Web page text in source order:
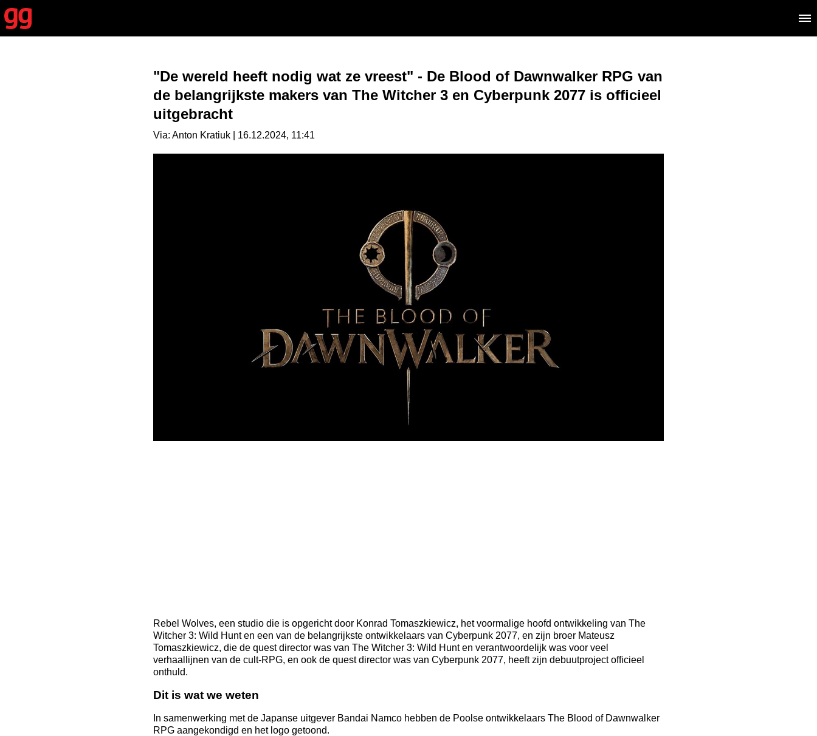
"De wereld heeft nodig wat ze vreest" - De Blood of Dawnwalker RPG van
de belangrijkste makers van The Witcher 3 en Cyberpunk 2077 is officieel
uitgebracht
Via: Anton Kratiuk | 16.12.2024, 11:41
Rebel Wolves, een studio die is opgericht door Konrad Tomaszkiewicz, het voormalige hoofd ontwikkeling van The
Witcher 3: Wild Hunt en een van de belangrijkste ontwikkelaars van Cyberpunk 2077, en zijn broer Mateusz
Tomaszkiewicz, die de quest director was van The Witcher 3: Wild Hunt en verantwoordelijk was voor veel
verhaallijnen van de cult-RPG, en ook de quest director was van Cyberpunk 2077, heeft zijn debuutproject officieel
onthuld.
Dit is wat we weten
In samenwerking met de Japanse uitgever Bandai Namco hebben de Poolse ontwikkelaars The Blood of Dawnwalker
RPG aangekondigd en het logo getoond.